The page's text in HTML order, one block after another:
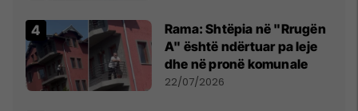
Rama: Shtëpia në "Rrugën
A" është ndërtuar pa leje
dhe në pronë komunale
22/07/2026